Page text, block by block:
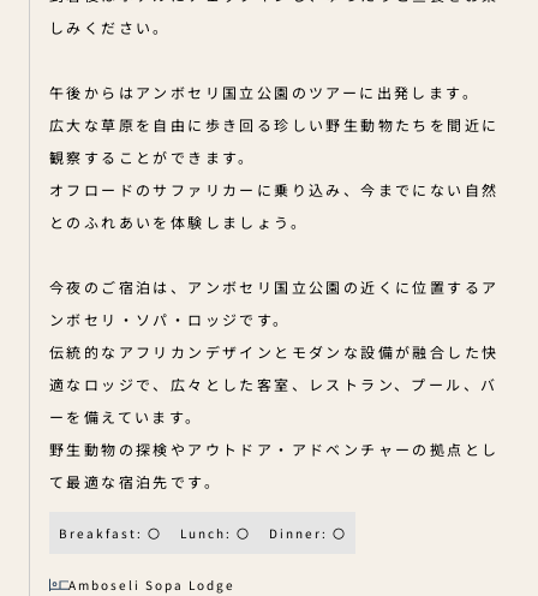
しみください。
午後からはアンボセリ国立公園のツアーに出発します。
広大な草原を自由に歩き回る珍しい野生動物たちを間近に
観察することができます。
オフロードのサファリカーに乗り込み、今までにない自然
とのふれあいを体験しましょう。
今夜のご宿泊は、アンボセリ国立公園の近くに位置するア
ンボセリ・ソパ・ロッジです。
伝統的なアフリカンデザインとモダンな設備が融合した快
適なロッジで、広々とした客室、レストラン、プール、バ
ーを備えています。
野生動物の探検やアウトドア・アドベンチャーの拠点とし
て最適な宿泊先です。
Breakfast: 〇 Lunch: 〇 Dinner: 〇
Amboseli Sopa Lodge